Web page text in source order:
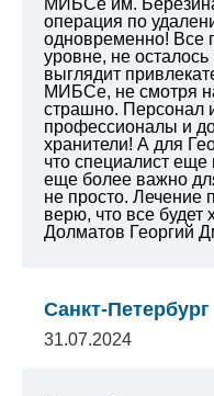
МИБСе им.
операция по
одновременно! Все
уровне, не осталось
выглядит
МИБСе, не смотря
страшно. Персонал
профессионалы и
хранители! А для
что специалист
еще более важно
не просто. Лечение
верю, что все
Долматов Георгий
Санкт-Петербург
31.07.2024